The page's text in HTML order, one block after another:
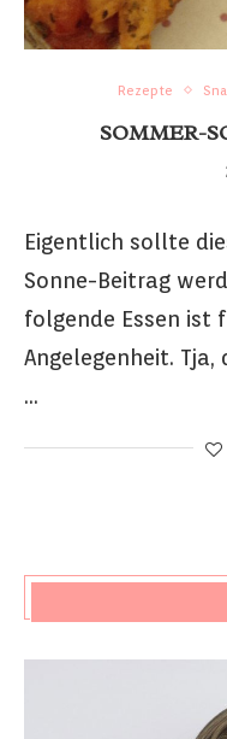
Rezepte
SOMMER-
Eigentlich sollte
Sonne-Beitrag
folgende Essen ist
Angelegenheit.
…